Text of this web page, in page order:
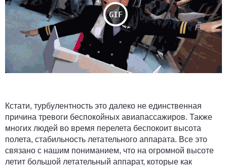
Кстати, турбулентность это далеко не единственная
причина тревоги беспокойных авиапассажиров. Также
многих людей во время перелета беспокоит высота
полета, стабильность летательного аппарата. Все это
связано с нашим пониманием, что на огромной высоте
летит большой летательный аппарат, которые как